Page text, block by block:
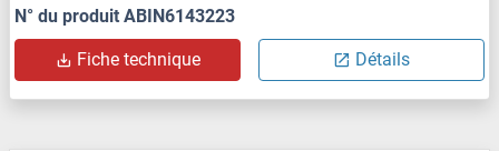
N° du produit ABIN6143223
Fiche technique Détails